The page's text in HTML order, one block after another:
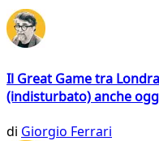
Il Great Game tra
(indisturbato) anche
di Giorgio Ferrari